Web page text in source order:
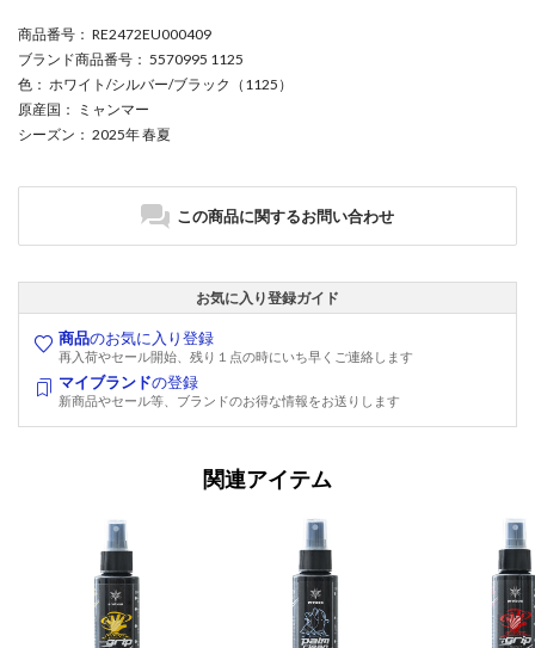
商品番号 ： RE2472EU000409
ブランド商品番号 ： 5570995 1125
色 ： ホワイト/シルバー/ブラック（1125）
原産国 ： ミャンマー
シーズン ： 2025年 春夏
この商品に関するお問い合わせ
お気に入り登録ガイド
商品のお気に入り登録
再入荷やセール開始、残り１点の時にいち早くご連絡します
マイブランドの登録
新商品やセール等、ブランドのお得な情報をお送りします
関連アイテム